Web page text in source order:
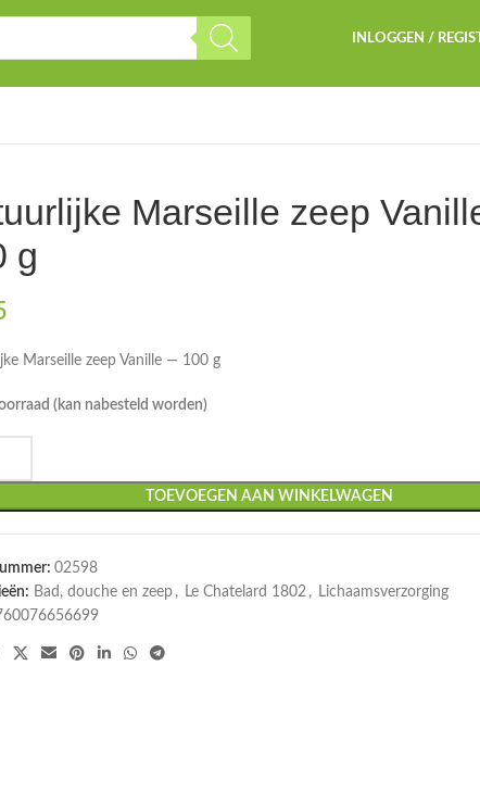
INLOGGEN /
Marseille zeep
g
Marseille zeep Vanille — 100 g
(kan nabesteld worden)
TOEVOEGEN AAN WINKELWAGEN
02598
Bad, douche en zeep , Le Chatelard 1802 , Lichaamsverzorging
van 3 Augustus verstuurd.🌴 ☀️